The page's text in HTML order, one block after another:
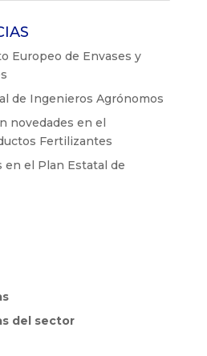
Europeo de Envases y
de Ingenieros Agrónomos
novedades en el
Fertilizantes
el Plan Estatal de
del sector